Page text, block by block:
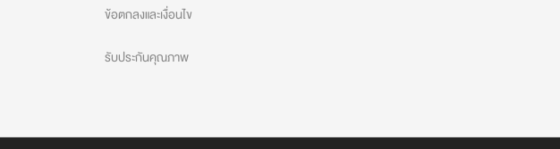
ข้อตกลงและเงื่อนไข
รับประกันคุณภาพ